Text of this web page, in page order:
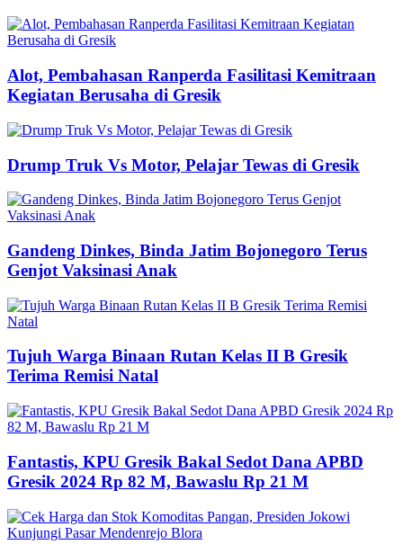
Alot, Pembahasan Ranperda Fasilitasi Kemitraan
Kegiatan Berusaha di Gresik
Drump Truk Vs Motor, Pelajar Tewas di Gresik
Gandeng Dinkes, Binda Jatim Bojonegoro Terus
Genjot Vaksinasi Anak
Tujuh Warga Binaan Rutan Kelas II B Gresik
Terima Remisi Natal
Fantastis, KPU Gresik Bakal Sedot Dana APBD
Gresik 2024 Rp 82 M, Bawaslu Rp 21 M